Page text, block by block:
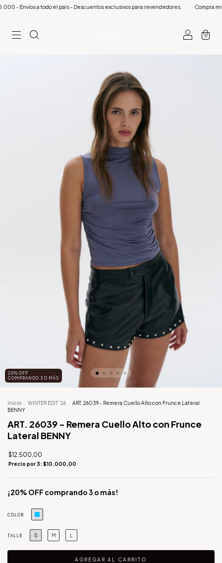
- Envíos a todo el país - Descuentos exclusivos para revendedores. Compra
0
20% OFF
COMPRANDO 3 O MÁS
Inicio WINTER EDIT '26
ART. 26039 - Remera Cuello Alto con Frunce Lateral
BENNY
ART. 26039 - Remera Cuello Alto con Frunce
Lateral BENNY
$12.500,00
Precio por 3: $10.000,00
¡20% OFF comprando 3 o más!
COLOR
TALLE S M L